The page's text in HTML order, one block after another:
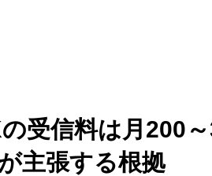
の受信料は月200
主張する根拠